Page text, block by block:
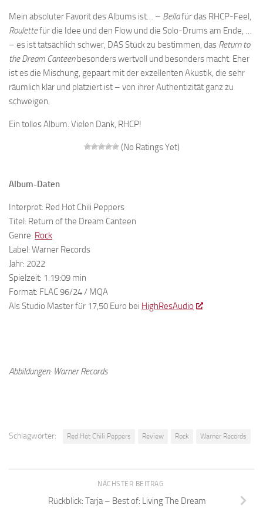
Mein absoluter Favorit des Albums ist… – Bellafür das RHCP-Feel,
Roulettefür die Idee und den Flow und die Solo-Drums am Ende, …
– es ist tatsächlich schwer, DAS Stück zu bestimmen, das Return to
the Dream Canteenbesonders wertvoll und besonders macht. Eher
ist es die Mischung, gepaart mit der exzellenten Akustik, die sehr
räumlich klar und platziert ist – von ihrer Authentizität ganz zu
schweigen.
Ein tolles Album. Vielen Dank, RHCP!
(No Ratings Yet)
Album-Daten
Interpret: Red Hot Chili Peppers
Titel: Return of the Dream Canteen
Genre: Rock
Label: Warner Records
Jahr: 2022
Spielzeit: 1.19:09 min
Format: FLAC 96/24 / MQA
Als Studio Master für 17,50 Euro bei HighResAudio
Abbildungen: Warner Records
Schlagwörter: Red Hot Chili Peppers Review Rock Warner Records
NÄCHSTER BEITRAG
Rückblick: Tarja – Best of: Living The Dream